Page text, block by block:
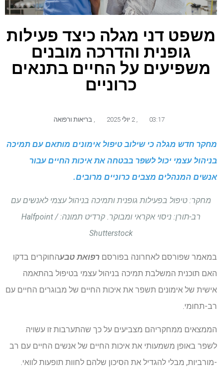
משפט דני מגלה כיצד פעילות
גופנית והדרכה מובנים
משפיעים על החיים בתנאים
כרוניים
03:17 בריאות ורפואה
מחקר חדש מגלה כי שילוב טיפול אימונים מותאם עם תמיכה
בניהול עצמי יכול לשפר בבטחה את איכות החיים עבור
אנשים המנהלים מצבים כרוניים מרובים.
מחקר: טיפול בפעילות גופנית ותמיכה בניהול עצמי לאנשים עם
רב-תורן: ניסוי אקראי ומבוקר. קרדיט תמונה: Halfpoint /
Shutterstock
במאמר שפורסם לאחרונה בפורסם רפואת טבעהחוקרים בדקו
האם תוכנית המשלבת תמיכה בניהול עצמי בטיפול בהתאמה
אישית של אימונים תשפר את איכות החיים של מבוגרים החיים עם
רב-תחומי.
הממצאים ממחקריהם מצביעים על כך שהתערבות זו עשויה
לשפר באופן משמעותי את איכות החיים של אנשים החיים עם רב
-מורביות, מבלי להגדיל את הסיכון שלהם לחוות תופעות לוואי.